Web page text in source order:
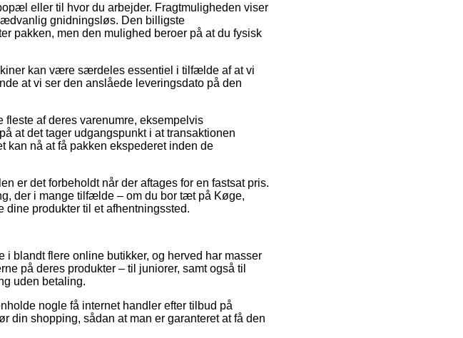
eller til hvor du arbejder. Fragtmuligheden viser
gnidningsløs. Den billigste
pakken, men den mulighed beroer på at du fysisk
kan være særdeles essentiel i tilfælde af at vi
at vi ser den anslåede leveringsdato på den
fleste af deres varenumre, eksempelvis
at det tager udgangspunkt i at transaktionen
kan nå at få pakken ekspederet inden de
er det forbeholdt når der aftages for en fastsat pris.
der i mange tilfælde – om du bor tæt på Køge,
produkter til et afhentningssted.
i blandt flere online butikker, og herved har masser
på deres produkter – til juniorer, samt også til
uden betaling.
nogle få internet handler efter tilbud på
din shopping, sådan at man er garanteret at få den